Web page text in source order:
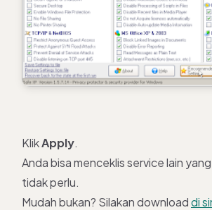
KlikApply.
Anda bisa menceklis service lain
tidak perlu.
Mudah bukan? Silakan downloaddi